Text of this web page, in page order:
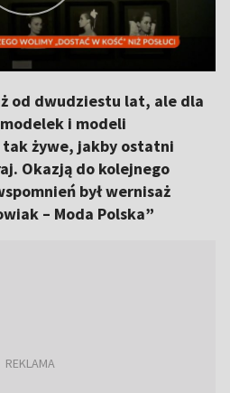
od dwudziestu lat, ale dla
i modeli
tak żywe, jakby ostatni
Okazją do kolejnego
był wernisaż
– Moda Polska”